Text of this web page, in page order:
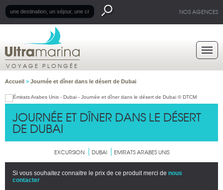
NOS AGENCES
VOYAGE PLONGÉE
Accueil > Journée et dîner dans le désert de Dubai
JOURNÉE ET DÎNER DANS LE DÉSERT
DE DUBAI
EXCURSION DUBAI EMIRATS ARABES UNIS
Si vous souhaitez connaitre le prix de ce produit merci de nous
contacter